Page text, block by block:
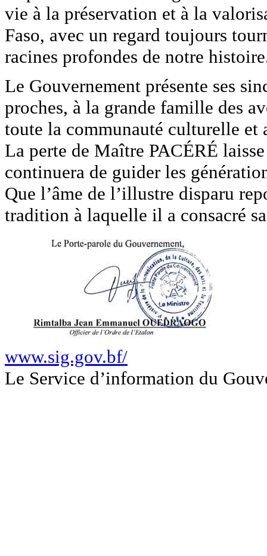
vie à la préservation et à la
Faso, avec un regard toujours
racines profondes de notre
Le Gouvernement présente ses
proches, à la grande famille des
toute la communauté culturelle et
La perte de Maître PACÉRÉ
continuera de guider les
Que l’âme de l’illustre disparu
tradition à laquelle il a consacré
www.sig.gov.bf/
Le Service d’information du